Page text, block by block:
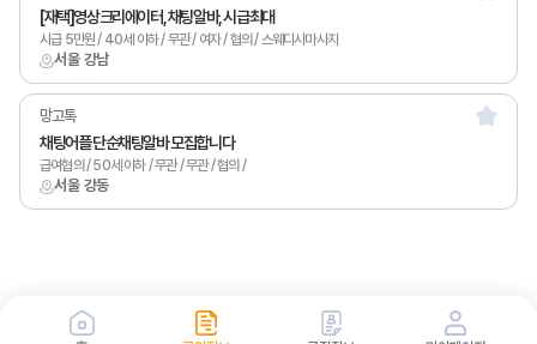
서울 강남
[재택]영상크리에이터, 채팅알바, 시급최대
시급 5만원 / 40세 이하 / 무관 / 여자 / 협의 / 스웨디시마사지
서울 강동
망고톡
채팅어플 단순채팅알바 모집합니다
급여협의 / 50세 이하 / 무관 / 무관 / 협의 /